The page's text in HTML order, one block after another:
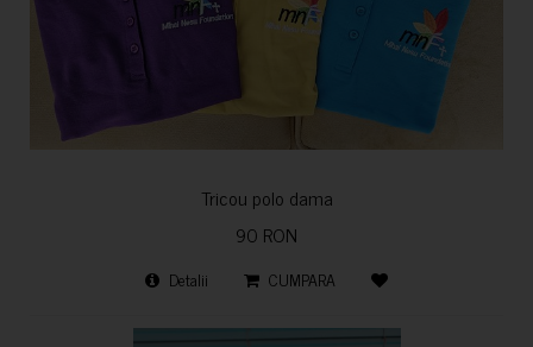
Tricou polo dama
90 RON
Detalii CUMPARA